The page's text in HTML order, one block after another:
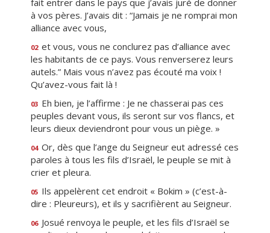
fait entrer dans le pays que j’avais juré de donner
à vos pères. J’avais dit : “Jamais je ne romprai mon
alliance avec vous,
02 et vous, vous ne conclurez pas d’alliance avec
les habitants de ce pays. Vous renverserez leurs
autels.” Mais vous n’avez pas écouté ma voix !
Qu’avez-vous fait là !
03 Eh bien, je l’affirme : Je ne chasserai pas ces
peuples devant vous, ils seront sur vos flancs, et
leurs dieux deviendront pour vous un piège. »
04 Or, dès que l’ange du Seigneur eut adressé ces
paroles à tous les fils d’Israël, le peuple se mit à
crier et pleura.
05 Ils appelèrent cet endroit « Bokim » (c’est-à-
dire : Pleureurs), et ils y sacrifièrent au Seigneur.
06 Josué renvoya le peuple, et les fils d’Israël se